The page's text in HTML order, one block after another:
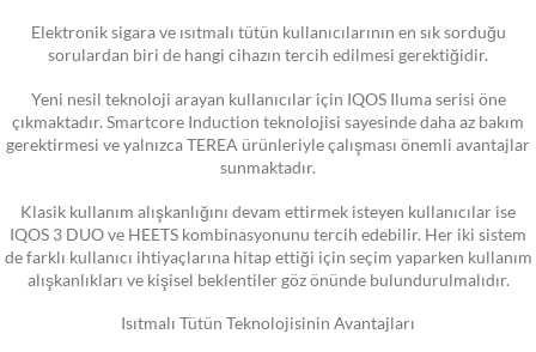
Elektronik sigara ve ısıtmalı tütün kullanıcılarının en sık sorduğu
sorulardan biri de hangi cihazın tercih edilmesi gerektiğidir.
Yeni nesil teknoloji arayan kullanıcılar için IQOS Iluma serisi öne
çıkmaktadır. Smartcore Induction teknolojisi sayesinde daha az bakım
gerektirmesi ve yalnızca TEREA ürünleriyle çalışması önemli avantajlar
sunmaktadır.
Klasik kullanım alışkanlığını devam ettirmek isteyen kullanıcılar ise
IQOS 3 DUO ve HEETS kombinasyonunu tercih edebilir. Her iki sistem
de farklı kullanıcı ihtiyaçlarına hitap ettiği için seçim yaparken kullanım
alışkanlıkları ve kişisel beklentiler göz önünde bulundurulmalıdır.
Isıtmalı Tütün Teknolojisinin Avantajları